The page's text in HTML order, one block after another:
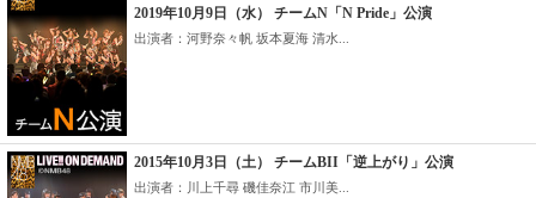
2019年10月9日（水） チームN「N Pride」公演
出演者：河野奈々帆 坂本夏海 清水...
2015年10月3日（土） チームBII「逆上がり」公演
出演者：川上千尋 磯佳奈江 市川美...